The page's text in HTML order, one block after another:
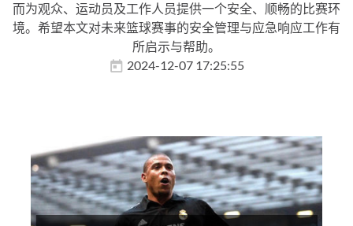
而为观众、运动员及工作人员提供一个安全、顺畅的比赛环
境。希望本文对未来篮球赛事的安全管理与应急响应工作有
所启示与帮助。
2024-12-07 17:25:55